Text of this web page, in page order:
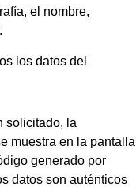
el nombre,
los datos del
solicitado, la
muestra en la pantalla
generado por
datos son auténticos